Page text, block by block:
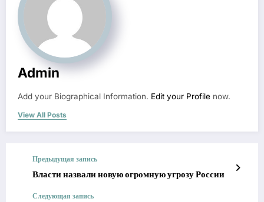
Admin
Add your Biographical Information. Edit your Profile now.
View All Posts
Предыдущая запись
Власти назвали новую огромную угрозу России
Следующая запись